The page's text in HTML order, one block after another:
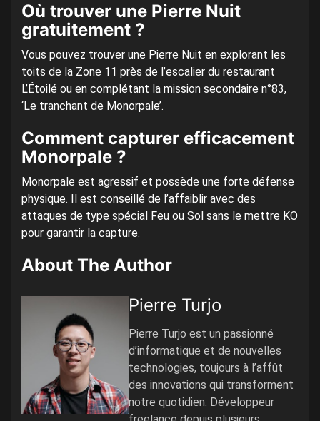
Où trouver une Pierre Nuit
gratuitement ?
Vous pouvez trouver une Pierre Nuit en explorant les
toits de la Zone 11 près de l’escalier du restaurant
L’Étoilé ou en complétant la mission secondaire n°83,
‘Le tranchant de Monorpale’.
Comment capturer efficacement
Monorpale ?
Monorpale est agressif et possède une forte défense
physique. Il est conseillé de l’affaiblir avec des
attaques de type spécial Feu ou Sol sans le mettre KO
pour garantir la capture.
About The Author
Pierre Turjo
Pierre Turjo est un passionné
d’informatique et de nouvelles
technologies, toujours à l’affût
des innovations qui transforment
notre quotidien. Développeur